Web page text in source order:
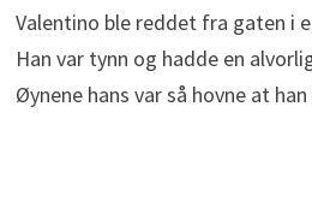
Valentino ble reddet fra gaten i
Han var tynn og hadde en
Øynene hans var så hovne at